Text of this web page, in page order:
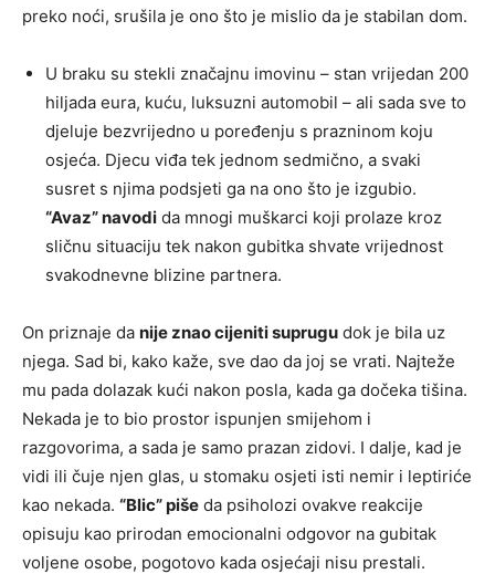
preko noći, srušila je ono što je mislio da je stabilan dom.
U braku su stekli značajnu imovinu – stan vrijedan 200
hiljada eura, kuću, luksuzni automobil – ali sada sve to
djeluje bezvrijedno u poređenju s prazninom koju
osjeća. Djecu viđa tek jednom sedmično, a svaki
susret s njima podsjeti ga na ono što je izgubio.
“Avaz” navodi da mnogi muškarci koji prolaze kroz
sličnu situaciju tek nakon gubitka shvate vrijednost
svakodnevne blizine partnera.
On priznaje da nije znao cijeniti suprugu dok je bila uz
njega. Sad bi, kako kaže, sve dao da joj se vrati. Najteže
mu pada dolazak kući nakon posla, kada ga dočeka tišina.
Nekada je to bio prostor ispunjen smijehom i
razgovorima, a sada je samo prazan zidovi. I dalje, kad je
vidi ili čuje njen glas, u stomaku osjeti isti nemir i leptiriće
kao nekada. “Blic” piše da psiholozi ovakve reakcije
opisuju kao prirodan emocionalni odgovor na gubitak
voljene osobe, pogotovo kada osjećaji nisu prestali.